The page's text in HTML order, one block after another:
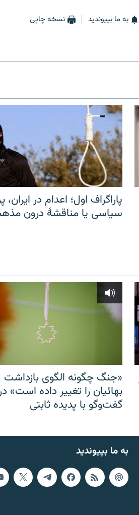
به ما بپیوندید نسخه چاپی
پاراگراف اول؛ اعدام در ایران،
سیاسی یا مناقشهٔ درون
«جنگ چگونه الگوی بازداشت
بهائیان را تغییر داده است» در
گفت‌وگو با پدیده ثابتی
به ما بپیوندید